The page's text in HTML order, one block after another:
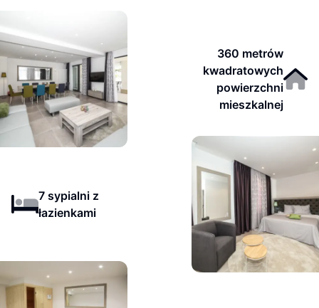
360 metrów
kwadratowych
powierzchni
mieszkalnej
7 sypialni z
łazienkami